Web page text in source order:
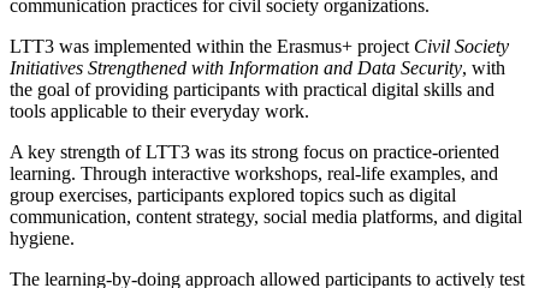
communication practices for civil society organizations.
LTT3 was implemented within the Erasmus+ project Civil Society
Initiatives Strengthened with Information and Data Security, with
the goal of providing participants with practical digital skills and
tools applicable to their everyday work.
A key strength of LTT3 was its strong focus on practice-oriented
learning. Through interactive workshops, real-life examples, and
group exercises, participants explored topics such as digital
communication, content strategy, social media platforms, and digital
hygiene.
The learning-by-doing approach allowed participants to actively test